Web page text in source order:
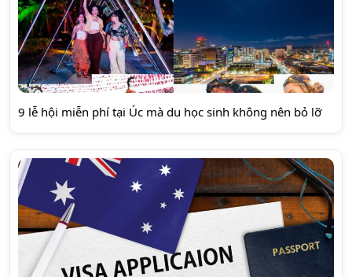
9 lễ hội miễn phí tại Úc mà du học sinh không nên bỏ lỡ